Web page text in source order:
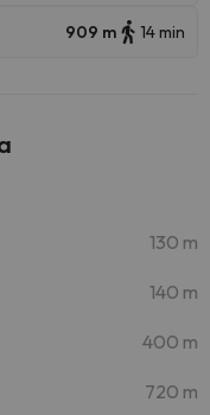
909 m 14 min
130 m
140 m
400 m
720 m